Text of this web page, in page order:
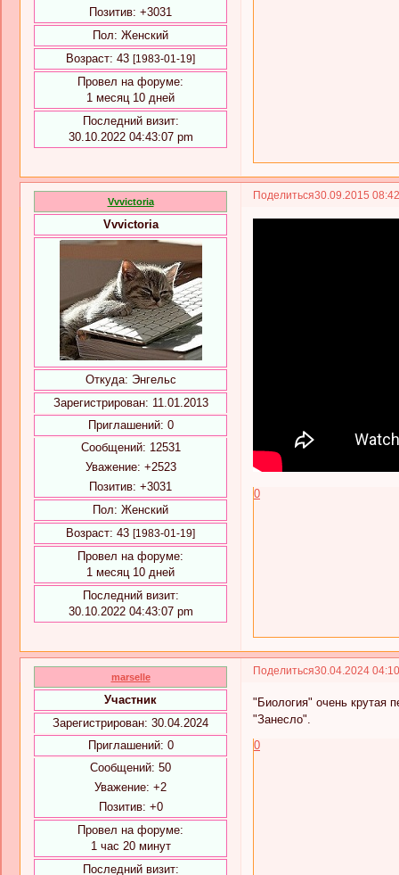
Позитив: +3031
Пол: Женский
Возраст: 43 [1983-01-19]
Провел на форуме:
1 месяц 10 дней
Последний визит:
30.10.2022 04:43:07 pm
Поделиться30.09.2015
Vvvictoria
Vvvictoria
Откуда: Энгельс
Зарегистрирован: 11.01.2013
Приглашений: 0
Сообщений: 12531
Уважение: +2523
Позитив: +3031
Пол: Женский
Возраст: 43 [1983-01-19]
Провел на форуме:
1 месяц 10 дней
Последний визит:
30.10.2022 04:43:07 pm
0
Поделиться30.04.2024
marselle
Участник
Зарегистрирован: 30.04.2024
Приглашений: 0
Сообщений: 50
Уважение: +2
Позитив: +0
Провел на форуме:
1 час 20 минут
Последний визит:
"Биология" очень крутая
"Занесло".
0